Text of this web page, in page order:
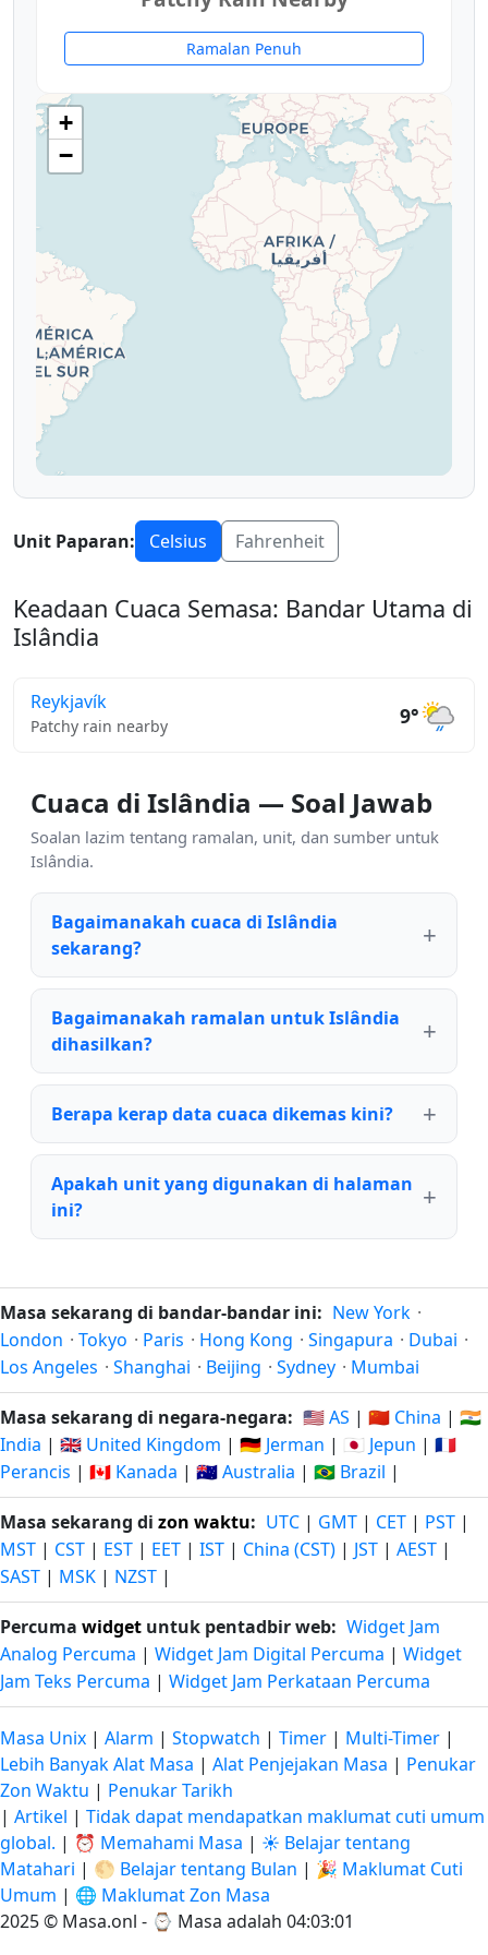
Ramalan Penuh
+
−
Unit Paparan: Celsius Fahrenheit
Keadaan Cuaca Semasa: Bandar Utama di
Islândia
Reykjavík
Patchy rain nearby 9°
Cuaca di Islândia — Soal Jawab
Soalan lazim tentang ramalan, unit, dan sumber untuk
Islândia.
Bagaimanakah cuaca di Islândia
sekarang?
Bagaimanakah ramalan untuk Islândia
dihasilkan?
Berapa kerap data cuaca dikemas kini?
Apakah unit yang digunakan di halaman
ini?
Masa sekarang di bandar-bandar ini: New York ·
London · Tokyo · Paris · Hong Kong · Singapura · Dubai ·
Los Angeles · Shanghai · Beijing · Sydney · Mumbai
Masa sekarang di negara-negara: 🇺🇸 AS | 🇨🇳 China | 🇮🇳
India | 🇬🇧 United Kingdom | 🇩🇪 Jerman | 🇯🇵 Jepun | 🇫🇷
Perancis | 🇨🇦 Kanada | 🇦🇺 Australia | 🇧🇷 Brazil |
Masa sekarang di zon waktu: UTC | GMT | CET | PST |
MST | CST | EST | EET | IST | China (CST) | JST | AEST |
SAST | MSK | NZST |
Percuma widget untuk pentadbir web: Widget Jam
Analog Percuma | Widget Jam Digital Percuma | Widget
Jam Teks Percuma | Widget Jam Perkataan Percuma
Masa Unix | Alarm | Stopwatch | Timer | Multi-Timer |
Lebih Banyak Alat Masa | Alat Penjejakan Masa | Penukar
Zon Waktu | Penukar Tarikh
| Artikel | Tidak dapat mendapatkan maklumat cuti umum
global. | ⏰ Memahami Masa | ☀️ Belajar tentang
Matahari | 🌕 Belajar tentang Bulan | 🎉 Maklumat Cuti
Umum | 🌐 Maklumat Zon Masa
2025 © Masa.onl - ⌚ Masa adalah 04:03:01